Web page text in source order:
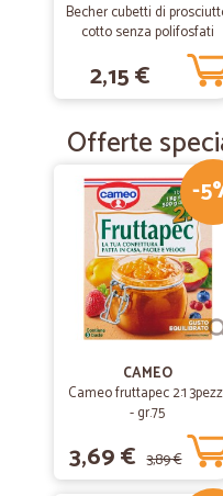
Becher cubetti di
cotto senza polifosfati
2,15 €
Offerte
-
CAMEO
Cameo fruttapec 2:1
- gr.75
3,69 € 3,89 €